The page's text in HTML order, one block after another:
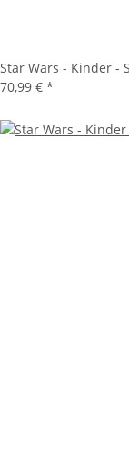
Star Wars - Kinder -
70,99 € *